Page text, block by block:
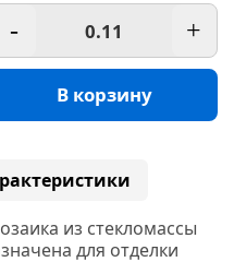
- +
В корзину
из стекломассы
для отделки